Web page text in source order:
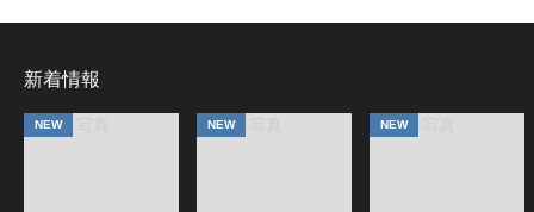
新着情報
NEW NEW NEW